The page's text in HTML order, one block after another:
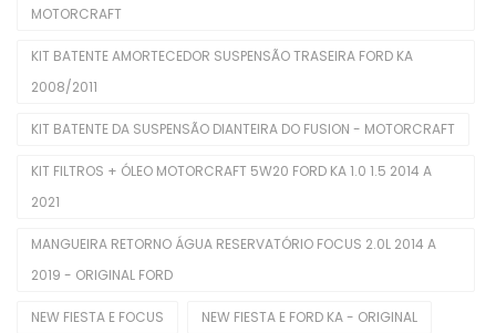
Cabeçotes
Cabos De Velas
Corpo De Borboleta
Correias Dentadas
Correias Poly V
MOTORCRAFT
KIT BATENTE AMORTECEDOR SUSPENSÃO TRASEIRA FORD KA
2008/2011
KIT BATENTE DA SUSPENSÃO DIANTEIRA DO FUSION - MOTORCRAFT
KIT FILTROS + ÓLEO MOTORCRAFT 5W20 FORD KA 1.0 1.5 2014 A
2021
MANGUEIRA RETORNO ÁGUA RESERVATÓRIO FOCUS 2.0L 2014 A
2019 - ORIGINAL FORD
NEW FIESTA E FOCUS NEW FIESTA E FORD KA - ORIGINAL